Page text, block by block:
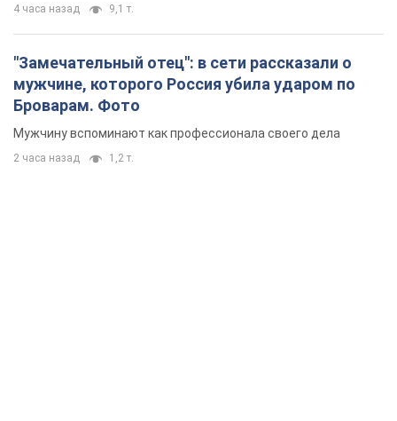
4 часа назад 9,1 т.
"Замечательный отец": в сети рассказали о
мужчине, которого Россия убила ударом по
Броварам. Фото
Мужчину вспоминают как профессионала своего дела
2 часа назад 1,2 т.